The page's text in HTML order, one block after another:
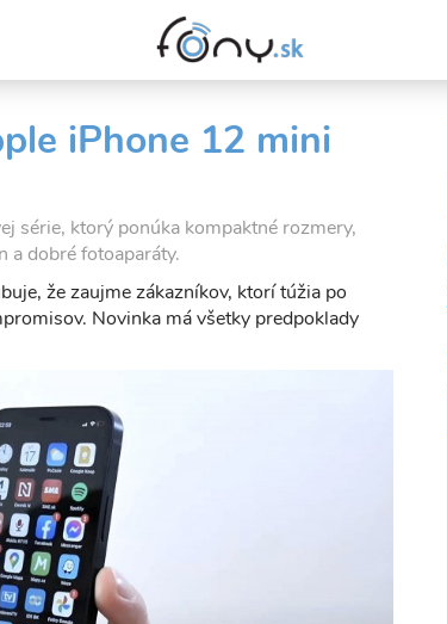
iPhone 12 mini
série, ktorý ponúka kompaktné rozmery,
a dobré fotoaparáty.
že zaujme zákazníkov, ktorí túžia po
Novinka má všetky predpoklady